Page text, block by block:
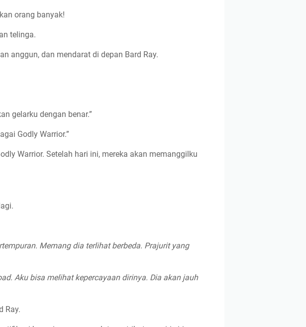
orang banyak!
telinga.
anggun, dan mendarat di depan Bard Ray.
gelarku dengan benar.”
Godly Warrior.”
Warrior. Setelah hari ini, mereka akan memanggilku
Memang dia terlihat berbeda. Prajurit yang
Aku bisa melihat kepercayaan dirinya. Dia akan jauh
Ray.